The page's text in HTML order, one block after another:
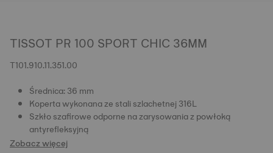
TISSOT PR 100 SPORT CHIC 36MM
T101.910.11.351.00
Średnica: 36 mm
Koperta wykonana ze stali szlachetnej 316L
Szkło szafirowe odporne na zarysowania z powłoką
antyrefleksyjną
Zobacz więcej